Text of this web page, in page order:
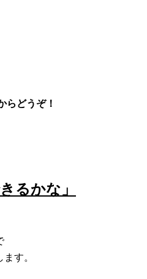
らどうぞ！
るかな」
す。